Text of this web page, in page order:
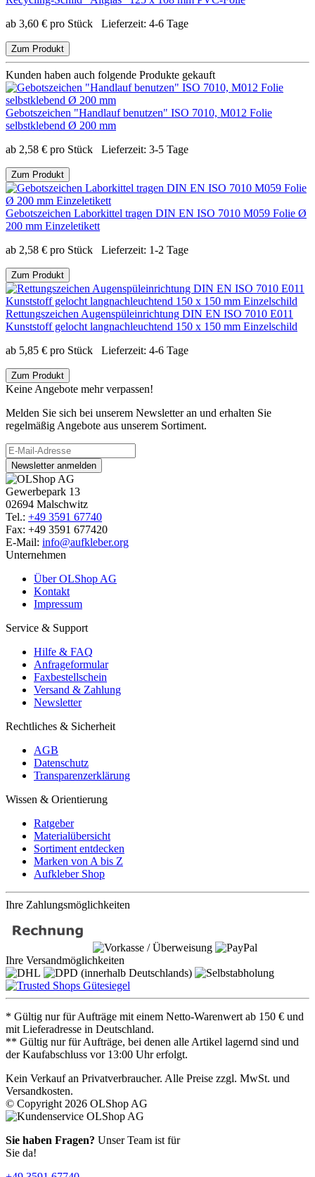
ab 3,60 € pro Stück Lieferzeit: 4-6 Tage
Zum Produkt
Kunden haben auch folgende Produkte gekauft
Gebotszeichen "Handlauf benutzen" ISO 7010, M012 Folie
selbstklebend Ø 200 mm
ab 2,58 € pro Stück Lieferzeit: 3-5 Tage
Zum Produkt
Gebotszeichen Laborkittel tragen DIN EN ISO 7010 M059 Folie Ø
200 mm Einzeletikett
ab 2,58 € pro Stück Lieferzeit: 1-2 Tage
Zum Produkt
Rettungszeichen Augenspüleinrichtung DIN EN ISO 7010 E011
Kunststoff gelocht langnachleuchtend 150 x 150 mm Einzelschild
ab 5,85 € pro Stück Lieferzeit: 4-6 Tage
Zum Produkt
Keine Angebote mehr verpassen!
Melden Sie sich bei unserem Newsletter an und erhalten Sie
regelmäßig Angebote aus unserem Sortiment.
Newsletter anmelden
Gewerbepark 13
02694 Malschwitz
Tel.: +49 3591 67740
Fax: +49 3591 677420
E-Mail: info@aufkleber.org
Unternehmen
Über OLShop AG
Kontakt
Impressum
Service & Support
Hilfe & FAQ
Anfrageformular
Faxbestellschein
Versand & Zahlung
Newsletter
Rechtliches & Sicherheit
AGB
Datenschutz
Transparenzerklärung
Wissen & Orientierung
Ratgeber
Materialübersicht
Sortiment entdecken
Marken von A bis Z
Aufkleber Shop
Ihre Zahlungsmöglichkeiten
Ihre Versandmöglichkeiten
* Gültig nur für Aufträge mit einem Netto-Warenwert ab 150 € und
mit Lieferadresse in Deutschland.
** Gültig nur für Aufträge, bei denen alle Artikel lagernd sind und
der Kaufabschluss vor 13:00 Uhr erfolgt.
Kein Verkauf an Privatverbraucher. Alle Preise zzgl. MwSt. und
Versandkosten.
© Copyright 2026 OLShop AG
Sie haben Fragen? Unser Team ist für
Sie da!